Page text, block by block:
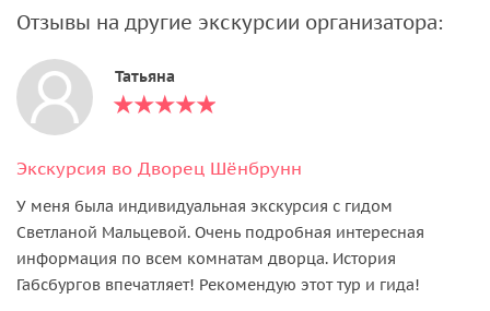
Отзывы на другие экскурсии организатора:
Татьяна
Экскурсия во Дворец Шёнбрунн
У меня была индивидуальная экскурсия с гидом
Светланой Мальцевой. Очень подробная интересная
информация по всем комнатам дворца. История
Габсбургов впечатляет! Рекомендую этот тур и гида!